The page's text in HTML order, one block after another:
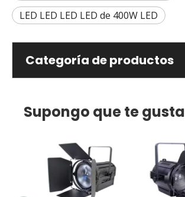
LED LED LED LED de 400W LED
Categoría de productos
Supongo que te gusta